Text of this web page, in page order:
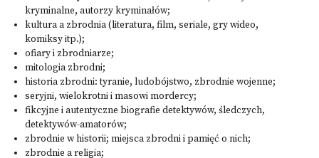
kryminalne, autorzy kryminałów;
kultura a zbrodnia (literatura, film, seriale, gry wideo,
komiksy itp.);
ofiary i zbrodniarze;
mitologia zbrodni;
historia zbrodni: tyranie, ludobójstwo, zbrodnie wojenne;
seryjni, wielokrotni i masowi mordercy;
fikcyjne i autentyczne biografie detektywów, śledczych,
detektywów-amatorów;
zbrodnie w historii; miejsca zbrodni i pamięć o nich;
zbrodnie a religia;